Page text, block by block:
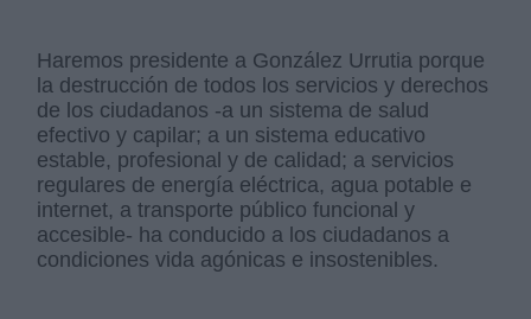
Haremos presidente a González Urrutia porque
la destrucción de todos los servicios y derechos
de los ciudadanos -a un sistema de salud
efectivo y capilar; a un sistema educativo
estable, profesional y de calidad; a servicios
regulares de energía eléctrica, agua potable e
internet, a transporte público funcional y
accesible- ha conducido a los ciudadanos a
condiciones vida agónicas e insostenibles.